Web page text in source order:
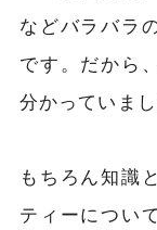
などバラバラ
です。だから
分かっていまし
もちろん知識
ティーについ